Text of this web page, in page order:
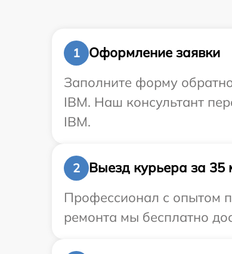
1
Оформление заявки
Заполните форму
IBM. Наш консультант
IBM.
2
Выезд курьера за 35
Профессионал с опытом
ремонта мы бесплатно